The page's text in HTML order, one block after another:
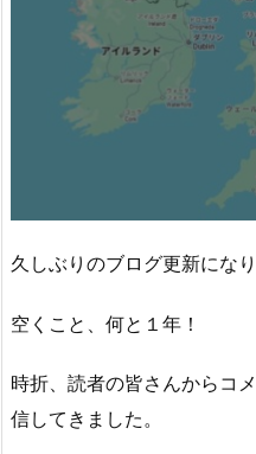
久しぶりのブログ更新になり
空くこと、何と１年！
時折、読者の皆さんからコ
信してきました。